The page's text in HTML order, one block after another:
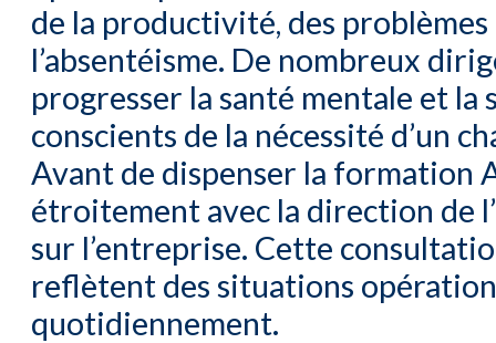
de la productivité, des
l’absentéisme. De nombreux
progresser la santé mentale et
conscients de la nécessité d’un
Avant de dispenser la formation
étroitement avec la direction de
sur l’entreprise. Cette
reflètent des situations
quotidiennement.